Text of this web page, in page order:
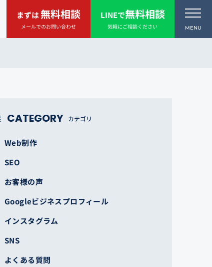
まずは無料相談
メールでのお問い合わせ
LINEで無料相談
気軽にご相談ください
CATEGORY カテゴリ
Web制作
SEO
お客様の声
Googleビジネスプロフィール
インスタグラム
SNS
よくある質問